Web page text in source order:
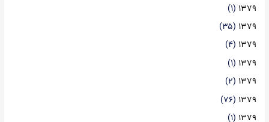
۱۳۷۹ (۱)
۱۳۷۹ (۳۵)
۱۳۷۹ (۴)
۱۳۷۹ (۱)
۱۳۷۹ (۲)
۱۳۷۹ (۷۶)
۱۳۷۹ (۱)